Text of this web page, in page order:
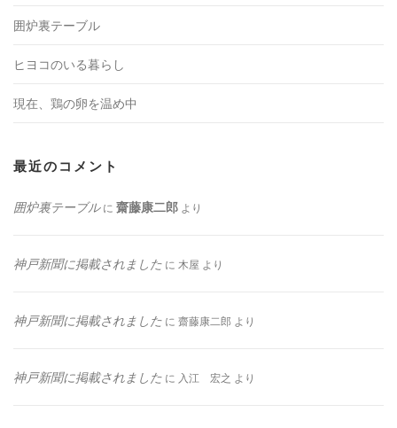
囲炉裏テーブル
ヒヨコのいる暮らし
現在、鶏の卵を温め中
最近のコメント
囲炉裏テーブルに 齋藤康二郎 より
神戸新聞に掲載されました に 木屋 より
神戸新聞に掲載されました に 齋藤康二郎 より
神戸新聞に掲載されました に 入江 宏之 より